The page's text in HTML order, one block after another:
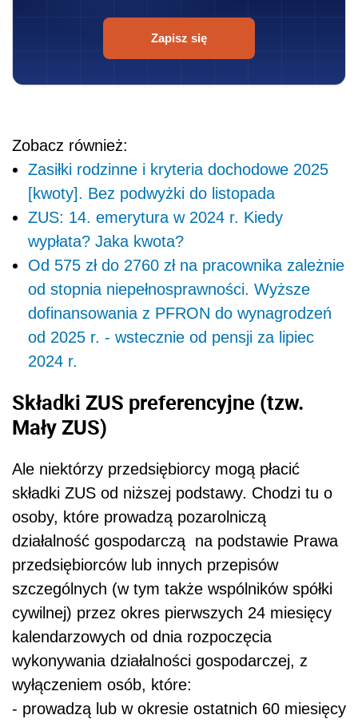
Zapisz się
Zobacz również:
Zasiłki rodzinne i kryteria dochodowe 2025
[kwoty]. Bez podwyżki do listopada
ZUS: 14. emerytura w 2024 r. Kiedy
wypłata? Jaka kwota?
Od 575 zł do 2760 zł na pracownika zależnie
od stopnia niepełnosprawności. Wyższe
dofinansowania z PFRON do wynagrodzeń
od 2025 r. - wstecznie od pensji za lipiec
2024 r.
Składki ZUS preferencyjne (tzw.
Mały ZUS)
Ale niektórzy przedsiębiorcy mogą płacić
składki ZUS od niższej podstawy. Chodzi tu o
osoby, które prowadzą pozarolniczą
działalność gospodarczą na podstawie Prawa
przedsiębiorców lub innych przepisów
szczególnych (w tym także wspólników spółki
cywilnej) przez okres pierwszych 24 miesięcy
kalendarzowych od dnia rozpoczęcia
wykonywania działalności gospodarczej, z
wyłączeniem osób, które:
- prowadzą lub w okresie ostatnich 60 miesięcy